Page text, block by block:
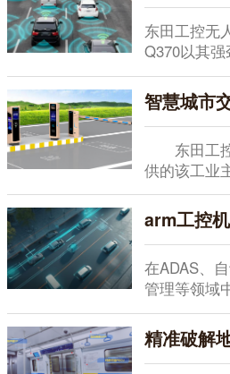
东田工控无
Q370以其
扩展能...
东田工控
供的该工业
车场配电箱
在ADAS、
管理等领域
件设计与深